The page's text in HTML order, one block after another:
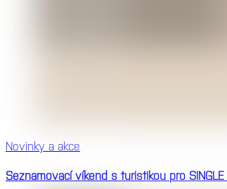
Novinky a akce
Seznamovací víkend s turistikou pro